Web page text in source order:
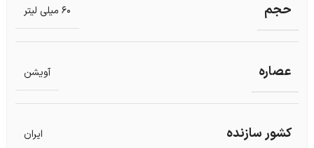
حجم 60 میلی لیتر
عصاره آویشن
کشور سازنده ایران